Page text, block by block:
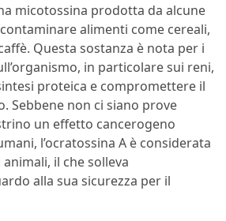
micotossina prodotta da alcune
alimenti come cereali,
Questa sostanza è nota per i
in particolare sui reni,
proteica e compromettere il
Sebbene non ci siano prove
un effetto cancerogeno
l’ocratossina A è considerata
il che solleva
alla sua sicurezza per il